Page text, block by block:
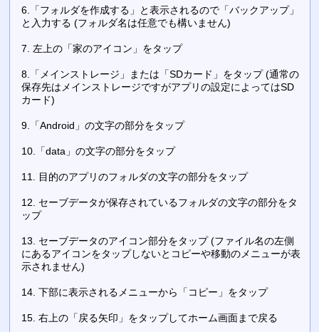
6.「フォルダを作成する」と表示されるので「バックアップ」
と入力する (フォルダ名は任意でも構いません)
7. 左上の「家のアイコン」をタップ
8.「メインストレージ」または「SDカード」をタップ (通常の
保存先はメインストレージですがアプリの設定によってはSD
カード)
9.「Android」の文字の部分をタップ
10.「data」の文字の部分をタップ
11. 目的のアプリのフォルダの文字の部分をタップ
12. セーブデータが保存されているフォルダの文字の部分をタ
ップ
13. セーブデータのアイコン部分をタップ (ファイル名の左側
にあるアイコンをタップしないとコピーや移動のメニューが表
示されません)
14. 下部に表示されるメニューから「コピー」をタップ
15. 右上の「戻る矢印」をタップしてホーム画面まで戻る